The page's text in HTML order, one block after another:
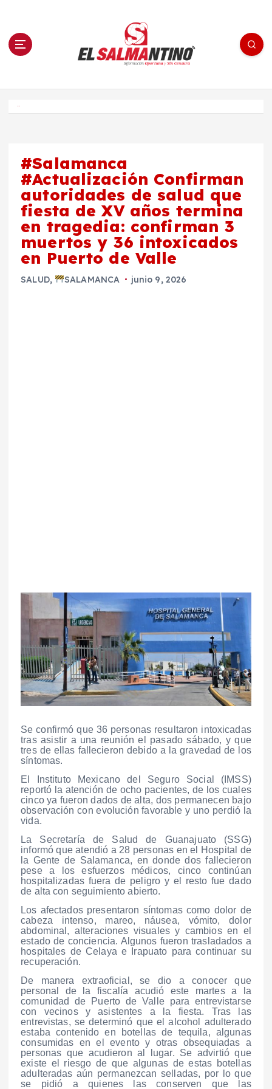
n El Salmantino - medios/noticias/editorial
#Salamanca
#Actualización Confirman
autoridades de salud que
fiesta de XV años termina
en tragedia: confirman 3
muertos y 36 intoxicados
en Puerto de Valle
SALUD, SALAMANCA junio 9, 2026
Se confirmó que 36 personas resultaron intoxicadas
tras asistir a una reunión el pasado sábado, y que
tres de ellas fallecieron debido a la gravedad de los
síntomas.
El Instituto Mexicano del Seguro Social (IMSS)
reportó la atención de ocho pacientes, de los cuales
cinco ya fueron dados de alta, dos permanecen bajo
observación con evolución favorable y uno perdió la
vida.
La Secretaría de Salud de Guanajuato (SSG)
informó que atendió a 28 personas en el Hospital de
la Gente de Salamanca, en donde dos fallecieron
pese a los esfuerzos médicos, cinco continúan
hospitalizadas fuera de peligro y el resto fue dado
de alta con seguimiento abierto.
Los afectados presentaron síntomas como dolor de
cabeza intenso, mareo, náusea, vómito, dolor
abdominal, alteraciones visuales y cambios en el
estado de conciencia. Algunos fueron trasladados a
hospitales de Celaya e Irapuato para continuar su
recuperación.
De manera extraoficial, se dio a conocer que
personal de la fiscalía acudió este martes a la
comunidad de Puerto de Valle para entrevistarse
con vecinos y asistentes a la fiesta. Tras las
entrevistas, se determinó que el alcohol adulterado
estaba contenido en botellas de tequila, algunas
consumidas en el evento y otras obsequiadas a
personas que acudieron al lugar. Se advirtió que
existe el riesgo de que algunas de estas botellas
adulteradas aún permanezcan selladas, por lo que
se pidió a quienes las conserven que las